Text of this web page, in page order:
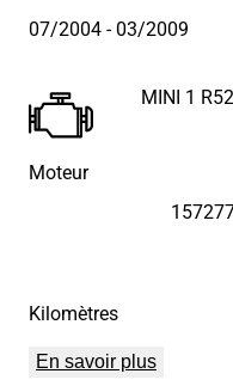
07/2004- 03/2009
Moteur
MINI 1
Kilomètres
En savoir plus